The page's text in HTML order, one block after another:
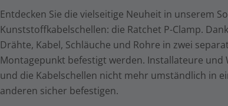
Entdecken Sie die vielseitige Neuheit in unserem
Kunststoffkabelschellen: die Ratchet P-Clamp.
Drähte, Kabel, Schläuche und Rohre in zwei
Montagepunkt befestigt werden. Installateure
und die Kabelschellen nicht mehr umständlich in
anderen sicher befestigen.